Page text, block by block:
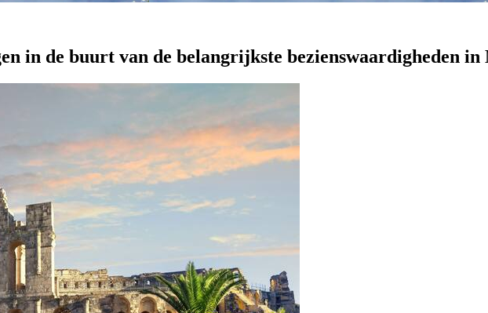
in de buurt van de belangrijkste bezienswaardigheden